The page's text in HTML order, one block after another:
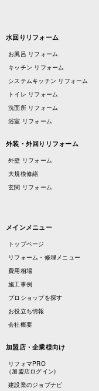
水回りリフォーム
お風呂 リフォーム
キッチン リフォーム
システムキッチン リフォーム
トイレ リフォーム
洗面所 リフォーム
浴室 リフォーム
外装・外回りリフォーム
外壁 リフォーム
大規模修繕
玄関 リフォーム
メインメニュー
トップページ
リフォーム・修理メニュー
費用相場
施工事例
プロショップを探す
お役立ち情報
会社概要
加盟店・企業様向け
リフォマPRO
（加盟店ログイン)
建設業のジョブナビ